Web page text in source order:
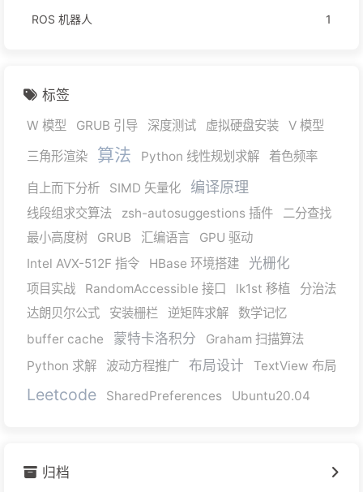
ROS 机器人
1
标签
W 模型 GRUB 引导 深度测试 虚拟硬盘安装
V 模型
三角形渲染
算法 Python 线性规划求解 着色频率
自上而下分析 SIMD 矢量化 编译原理
线段组求交算法 zsh-autosuggestions 插件
二分查找
最小高度树
GRUB 汇编语言
GPU 驱动
Intel AVX-512F 指令
HBase 环境搭建 光栅化
项目实战 RandomAccessible 接口 lk1st 移植
分治法
达朗贝尔公式
安装栅栏 逆矩阵求解
数学记忆
buffer cache
蒙特卡洛积分
Graham 扫描算法
Python 求解
波动方程推广 布局设计 TextView 布局
Leetcode SharedPreferences Ubuntu20.04
归档